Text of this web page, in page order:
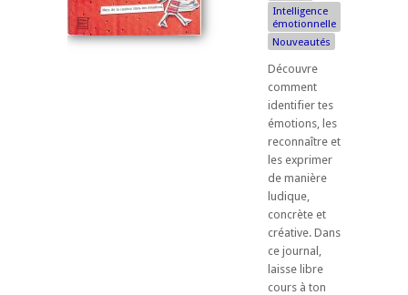
Intelligence
émotionnelle
Nouveautés
Découvre
comment
identifier tes
émotions, les
reconnaître et
les exprimer
de manière
ludique,
concrète et
créative. Dans
ce journal,
laisse libre
cours à ton